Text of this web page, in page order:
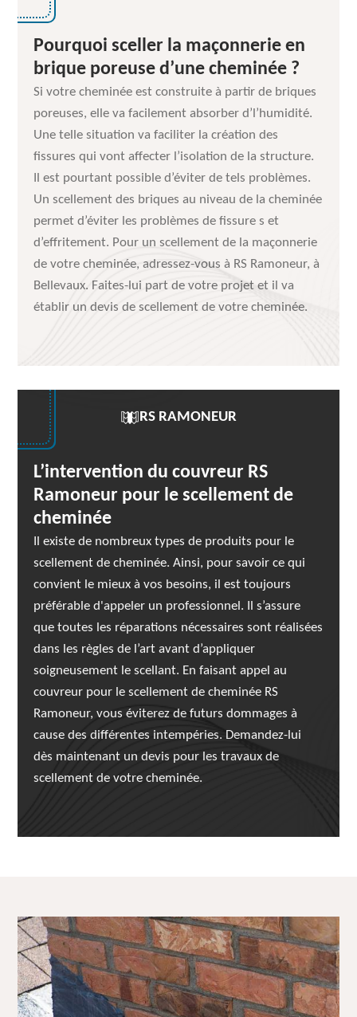
Pourquoi sceller la maçonnerie en
brique poreuse d’une cheminée ?
Si votre cheminée est construite à partir de briques
poreuses, elle va facilement absorber d’l’humidité.
Une telle situation va faciliter la création des
fissures qui vont affecter l’isolation de la structure.
Il est pourtant possible d’éviter de tels problèmes.
Un scellement des briques au niveau de la cheminée
permet d’éviter les problèmes de fissure s et
d’effritement. Pour un scellement de la maçonnerie
de votre cheminée, adressez-vous à RS Ramoneur, à
Bellevaux. Faites-lui part de votre projet et il va
établir un devis de scellement de votre cheminée.
RS RAMONEUR
L’intervention du couvreur RS
Ramoneur pour le scellement de
cheminée
Il existe de nombreux types de produits pour le
scellement de cheminée. Ainsi, pour savoir ce qui
convient le mieux à vos besoins, il est toujours
préférable d'appeler un professionnel. Il s’assure
que toutes les réparations nécessaires sont réalisées
dans les règles de l’art avant d’appliquer
soigneusement le scellant. En faisant appel au
couvreur pour le scellement de cheminée RS
Ramoneur, vous éviterez de futurs dommages à
cause des différentes intempéries. Demandez-lui
dès maintenant un devis pour les travaux de
scellement de votre cheminée.